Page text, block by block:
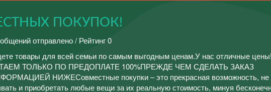
ПОКУПОК!
отправлено / Рейтинг 0
товары для всей семьи по самым выгодным ценам.У нас отличные
ТОЛЬКО ПО ПРЕДОПЛАТЕ 100%ПРЕЖДЕ ЧЕМ СДЕЛАТЬ ЗАКАЗ
НИЖЕСовместные покупки – это прекрасная возможность, не
и приобретать любые вещи за их реальную стоимость, минуя